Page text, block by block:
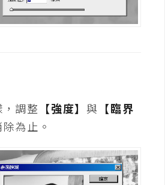
調整 【強度】與 【臨界
為止。